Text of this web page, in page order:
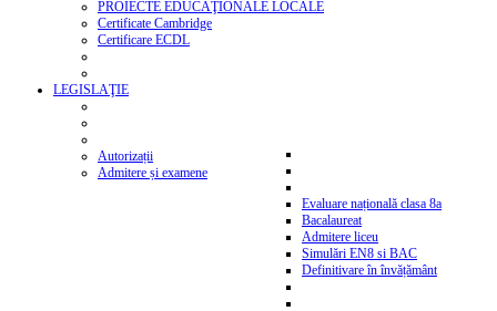
PROIECTE EDUCAŢIONALE LOCALE
Certificate Cambridge
Certificare ECDL
LEGISLAŢIE
Autorizații
Admitere și examene
Evaluare națională clasa 8a
Bacalaureat
Admitere liceu
Simulări EN8 si BAC
Definitivare în învățământ